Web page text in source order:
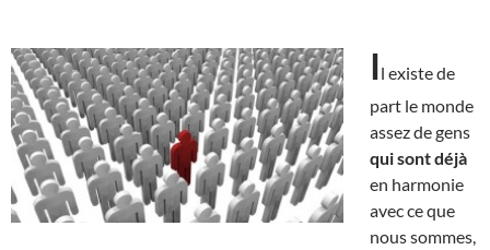
Il existe de
part le monde
assez de gens
qui sont déjà
en harmonie
avec ce que
nous sommes,